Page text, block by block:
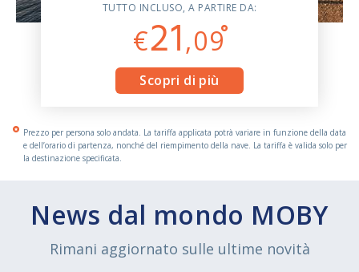
TUTTO INCLUSO, A PARTIRE DA:
€21,09
Scopri di più
Prezzo per persona solo andata. La tariffa applicata potrà variare in funzione della data
e dell’orario di partenza, nonché del riempimento della nave. La tariffa è valida solo per
la destinazione specificata.
News dal mondo MOBY
Rimani aggiornato sulle ultime novità